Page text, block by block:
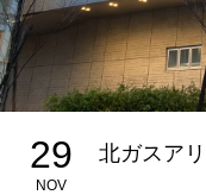
29
NOV
北ガスア